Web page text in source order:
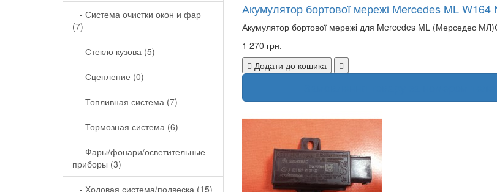
- Система очистки окон и фар
(7)
- Стекло кузова (5)
- Сцепление (0)
- Топливная система (7)
- Тормозная система (6)
- Фары/фонари/осветительные
приборы (3)
- Ходовая система/подвеска (15)
Акумулятор бортової мережі Mercedes ML W164
Акумулятор бортової мережі для Mercedes ML (Мерседес
1 270 грн.
Додати до кошика